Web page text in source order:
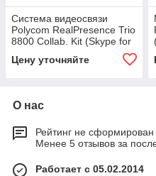
Система видеосвязи
Polycom RealPresence Trio
8800 Collab. Kit (Skype for
Business edition, Partner
Premier)
Цену уточняйте
О нас
Рейтинг не сформирован
Менее 5 отзывов за
Работает с 05.02.2014